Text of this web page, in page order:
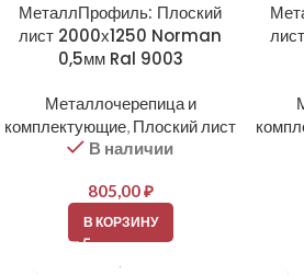
МеталлПрофиль: Плоский
лист 2000х1250 Norman
0,5мм Ral 9003
Металлочерепица и
комплектующие, Плоский лист
В наличии
805,00₽
В КОРЗИНУ